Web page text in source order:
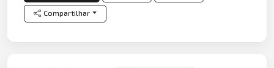
Compartilhar